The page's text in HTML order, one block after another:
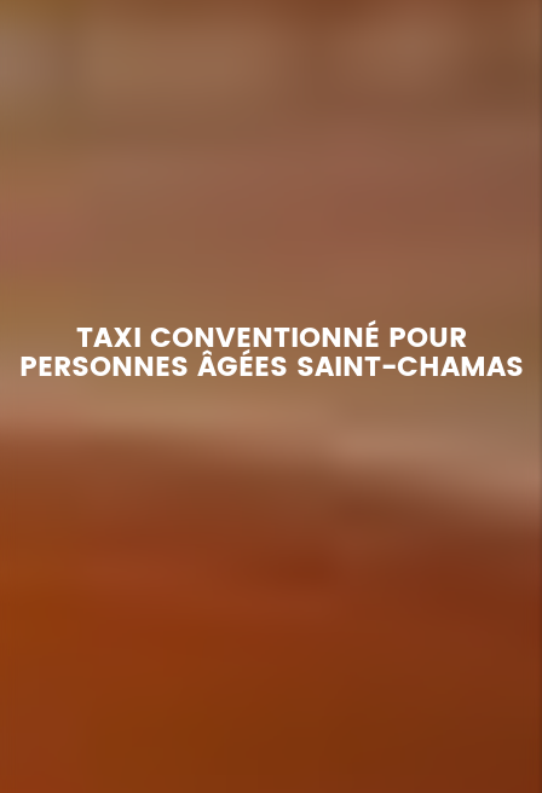
TAXI CONVENTIONNÉ POUR
PERSONNES ÂGÉES SAINT-CHAMAS